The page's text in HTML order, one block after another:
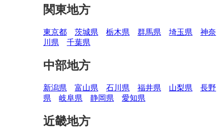
関東地方
東京都 茨城県 栃木県 群馬県 埼玉県
神奈
川県
千葉県
中部地方
新潟県 富山県 石川県 福井県 山梨県
長野
県
岐阜県 静岡県 愛知県
近畿地方